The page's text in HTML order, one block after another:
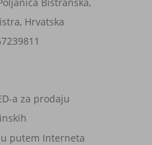
Hrvatska
a za prodaju
putem Interneta